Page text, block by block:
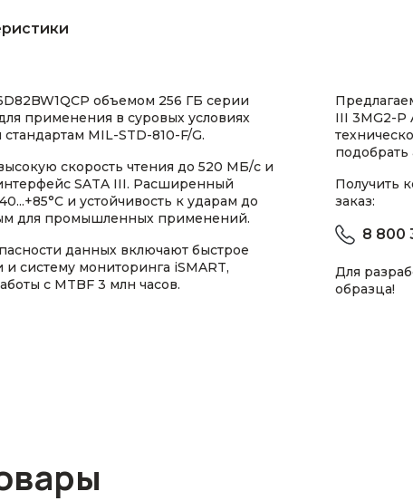
объемом 256 ГБ серии
применения в суровых условиях
стандартам MIL-STD-810-F/G.
скорость чтения до 520 МБ/с и
SATA III. Расширенный
и устойчивость к ударам до
для промышленных применений.
данных включают быстрое
систему мониторинга iSMART,
с MTBF 3 млн часов.
III 3MG2-P
подобрать
Получить
заказ:
8 800
Для
образца!